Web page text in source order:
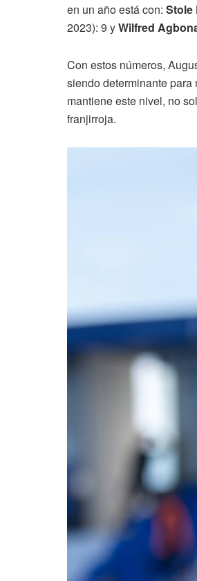
en un año está con: Stole
2023): 9 yWilfred
Con estos números,
siendo determinante
mantiene este nivel, no
franjirroja.